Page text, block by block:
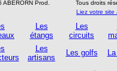
Prod.
Tous droits
Liez votre
Les
étangs
Les
circuits
Les
artisans
Les golfs